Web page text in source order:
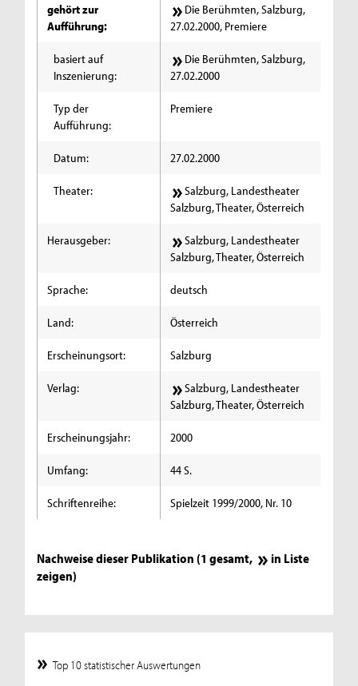
gehört zur
Aufführung:
Die Berühmten, Salzburg,
27.02.2000, Premiere
basiert auf
Inszenierung:
Die Berühmten, Salzburg,
27.02.2000
Typ der
Aufführung:
Premiere
Datum: 27.02.2000
Theater:
Salzburg, Landestheater
Salzburg, Theater, Österreich
Herausgeber:
Salzburg, Landestheater
Salzburg, Theater, Österreich
Sprache: deutsch
Land: Österreich
Erscheinungsort: Salzburg
Verlag:
Salzburg, Landestheater
Salzburg, Theater, Österreich
Erscheinungsjahr: 2000
Umfang: 44 S.
Schriftenreihe: Spielzeit 1999/2000, Nr. 10
Nachweise dieser Publikation (1 gesamt,
in Liste
zeigen)
Top 10 statistischer Auswertungen